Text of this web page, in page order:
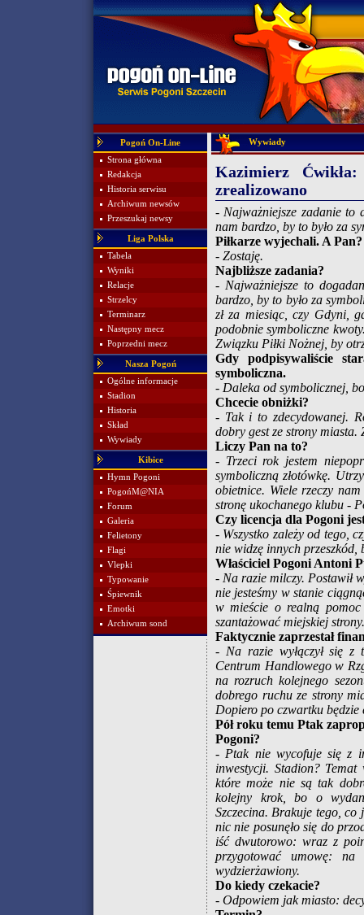
Pogoń On-Line
Strona główna
Redakcja
Historia serwisu
Archiwum newsów
Przeszukaj newsy
Liga Polska
Tabela
Wyniki
Relacje
Strzelcy
Terminarz
Następny mecz
Poprzedni mecz
Nasza Pogoń
Ogólne informacje
Stadion
Historia
Skład
Wywiady
Kibice
Hymn Pogoni
PogońM@NIA
Forum
Galeria
Felietony
Flagi
Vlepki
Typowanie
Śpiewnik
Emotki
Archiwum sond
Wywiady
Kazimierz
zrealizowano
- Najważniejsze zadanie to
nam bardzo, by to było za
Piłkarze wyjechali. A Pan?
- Zostaję.
Najbliższe zadania?
- Najważniejsze to
bardzo, by to było za
zł za miesiąc, czy Gdyni,
podobnie symboliczne
Związku Piłki Nożnej, by
Gdy podpisywaliście
symboliczna.
- Daleka od symbolicznej,
Chcecie obniżki?
- Tak i to zdecydowanej.
dobry gest ze strony miasta.
Liczy Pan na to?
- Trzeci rok jestem
symboliczną złotówkę.
obietnice. Wiele rzeczy
stronę ukochanego klubu -
Czy licencja dla Pogoni
- Wszystko zależy od tego,
nie widzę innych przeszkód,
Właściciel Pogoni Antoni
- Na razie milczy. Postawił
nie jesteśmy w stanie
w mieście o realną
szantażować miejskiej strony.
Faktycznie zaprzestał
- Na razie wyłączył się z
Centrum Handlowego w
na rozruch kolejnego
dobrego ruchu ze strony
Dopiero po czwartku
Pół roku temu Ptak
Pogoni?
- Ptak nie wycofuje się z
inwestycji. Stadion?
które może nie są tak
kolejny krok, bo o
Szczecina. Brakuje tego, co
nic nie posunęło się do
iść dwutorowo: wraz z
przygotować umowę:
wydzierżawiony.
Do kiedy czekacie?
- Odpowiem jak miasto: